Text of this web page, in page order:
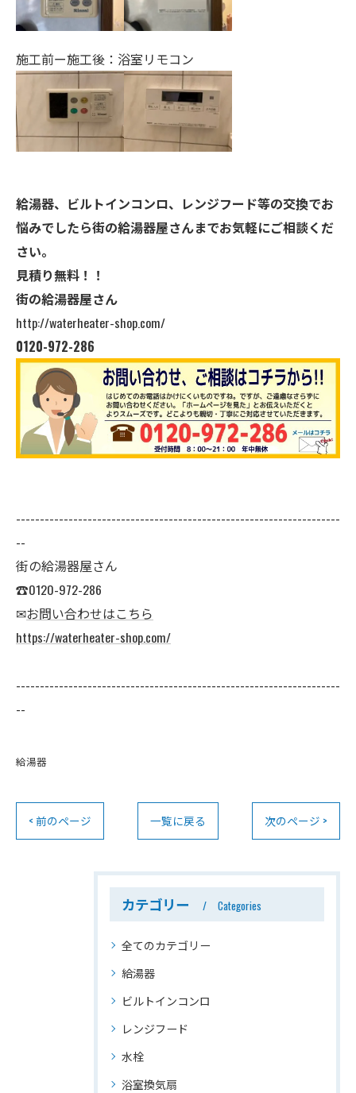
施工前ー施工後：浴室リモコン
給湯器、ビルトインコンロ、レンジフード等の交換でお
悩みでしたら街の給湯器屋さんまでお気軽にご相談くだ
さい。
見積り無料！！
街の給湯器屋さん
http://waterheater-shop.com/
0120-972-286
--------------------------------------------------------------------
--
街の給湯器屋さん
☎0120-972-286
✉お問い合わせはこちら
https://waterheater-shop.com/
--------------------------------------------------------------------
--
給湯器
< 前のページ 一覧に戻る 次のページ >
カテゴリー Categories
全てのカテゴリー
給湯器
ビルトインコンロ
レンジフード
水栓
浴室換気扇